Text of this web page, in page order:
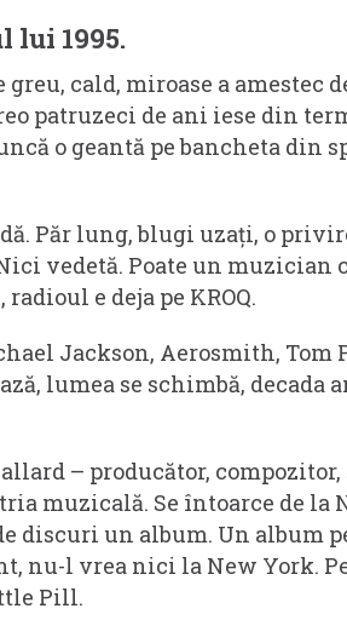
lui 1995.
cald, miroase a amestec
patruzeci de ani iese din
o geantă pe bancheta din
Păr lung, blugi uzați, o
vedetă. Poate un muzician
e deja pe KROQ.
Jackson, Aerosmith, Tom
lumea se schimbă, decada
– producător,
muzicală. Se întoarce de la
discuri un album. Un album
nu-l vrea nici la New York.
Pill.